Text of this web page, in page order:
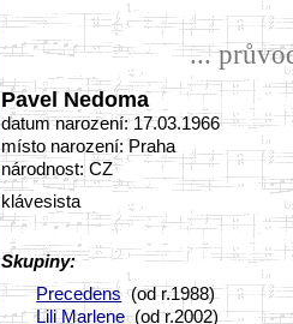
...
Pavel Nedoma
datum narození: 17.03.1966
místo narození: Praha
národnost: CZ
klávesista
Skupiny:
Precedens(od r.1988)
Lili Marlene(od r.2002)